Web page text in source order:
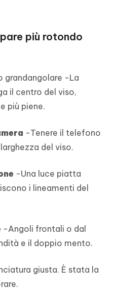
più rotondo
grandangolare -La
il centro del viso,
più piene.
-Tenere il telefono
del viso.
-Una luce piatta
i lineamenti del
-Angoli frontali o dal
e il doppio mento.
giusta. È stata la